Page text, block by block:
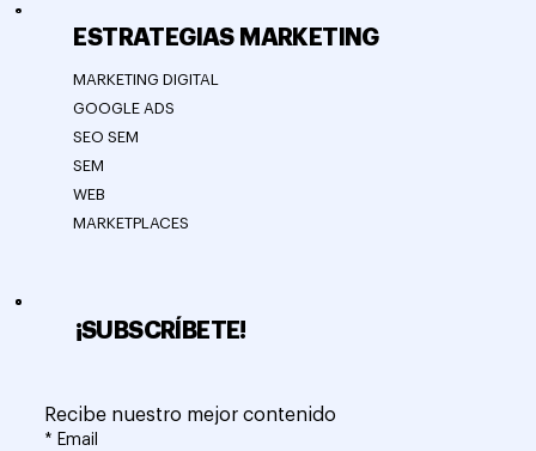
¡SUBSCRÍBETE!
Recibe nuestro mejor contenido
* Email
ESTRATEGIAS MARKETING
MARKETING DIGITAL
GOOGLE ADS
SEO SEM
SEM
WEB
MARKETPLACES